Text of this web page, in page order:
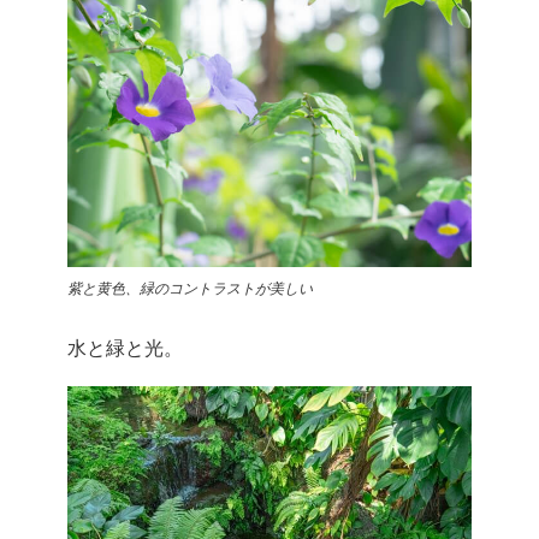
紫と黄色、緑のコントラストが美しい
水と緑と光。